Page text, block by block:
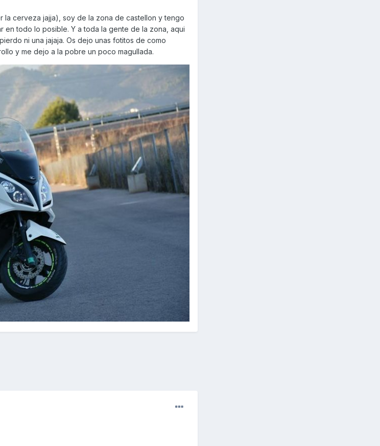
la cerveza jajja), soy de la zona de castellon y tengo
en todo lo posible. Y a toda la gente de la zona, aqui
ni una jajaja. Os dejo unas fotitos de como
y me dejo a la pobre un poco magullada.